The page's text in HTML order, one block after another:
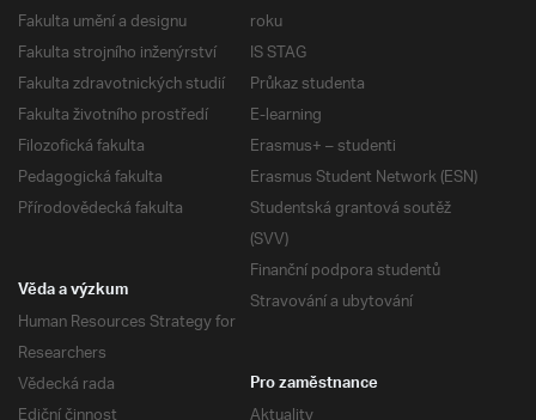
Fakulta umění a designu
Fakulta strojního inženýrství
Fakulta zdravotnických studií
Fakulta životního prostředí
Filozofická fakulta
Pedagogická fakulta
Přírodovědecká fakulta
roku
IS STAG
Průkaz studenta
E-learning
Erasmus+ – studenti
Erasmus Student Network (ESN)
Studentská grantová soutěž
(SVV)
Finanční podpora studentů
Stravování a ubytování
Věda a výzkum
Human Resources Strategy for
Researchers
Vědecká rada
Pro zaměstnance